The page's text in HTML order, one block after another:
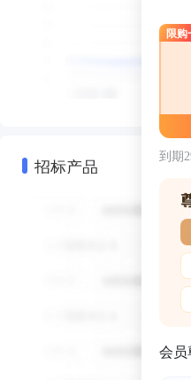
招标产品
限购
到期
会